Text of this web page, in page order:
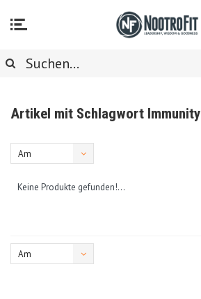
Artikel mit Schlagwort Immunity
Am
Keine Produkte gefunden!...
Am